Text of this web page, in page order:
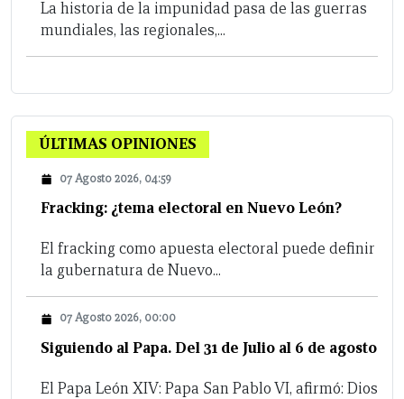
La historia de la impunidad pasa de las guerras
mundiales, las regionales,...
ÚLTIMAS OPINIONES
07 Agosto 2026, 04:59
Fracking: ¿tema electoral en Nuevo León?
El fracking como apuesta electoral puede definir
la gubernatura de Nuevo...
07 Agosto 2026, 00:00
Siguiendo al Papa. Del 31 de Julio al 6 de agosto
El Papa León XIV: Papa San Pablo VI, afirmó: Dios